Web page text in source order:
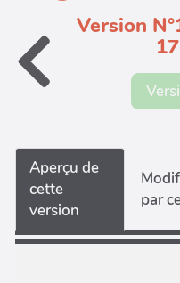
Version
Aperçu de
cette
version
par